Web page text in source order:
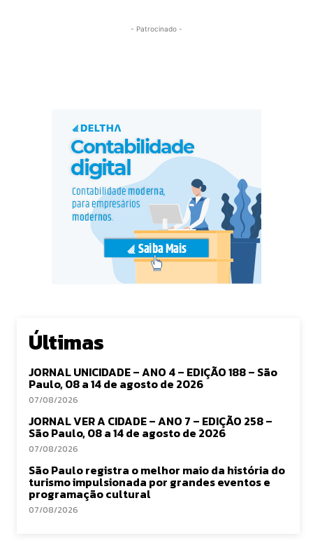
- Patrocinado -
Últimas
JORNAL UNICIDADE – ANO 4 – EDIÇÃO 188 – São
Paulo, 08 a 14 de agosto de 2026
07/08/2026
JORNAL VER A CIDADE – ANO 7 – EDIÇÃO 258 –
São Paulo, 08 a 14 de agosto de 2026
07/08/2026
São Paulo registra o melhor maio da história do
turismo impulsionada por grandes eventos e
programação cultural
07/08/2026